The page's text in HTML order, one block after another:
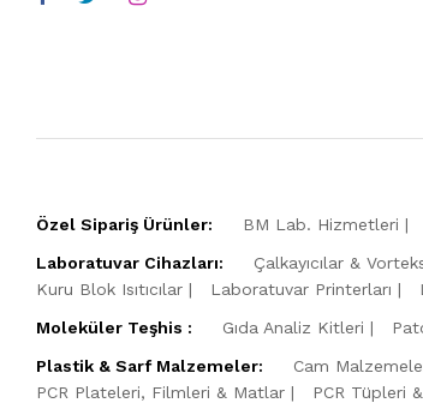
Özel Sipariş Ürünler: BM Lab. Hizmetleri
Laboratuvar Cihazları:
Çalkayıcılar &
Kuru Blok Isıtıcılar
Laboratuvar Printerları
Moleküler Teşhis :
Gıda Analiz Kitleri
Plastik & Sarf Malzemeler:
Cam
PCR Plateleri, Filmleri & Matlar
PCR Tüpleri